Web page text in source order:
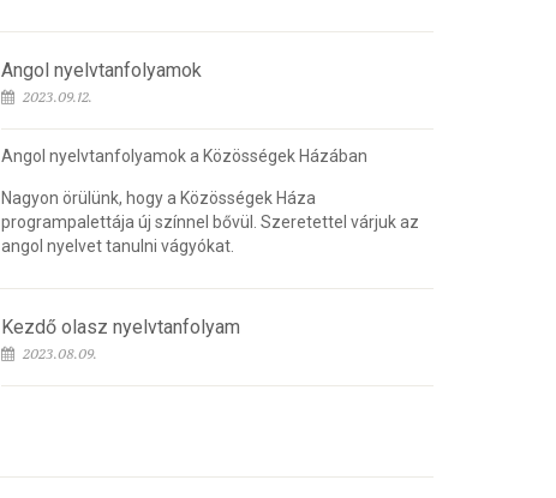
Angol nyelvtanfolyamok
2023.09.12.
Angol nyelvtanfolyamok a Közösségek Házában
Nagyon örülünk, hogy a Közösségek Háza
programpalettája új színnel bővül. Szeretettel várjuk az
angol nyelvet tanulni vágyókat.
Kezdő olasz nyelvtanfolyam
2023.08.09.